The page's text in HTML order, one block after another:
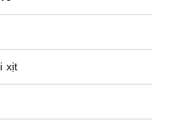
xịt